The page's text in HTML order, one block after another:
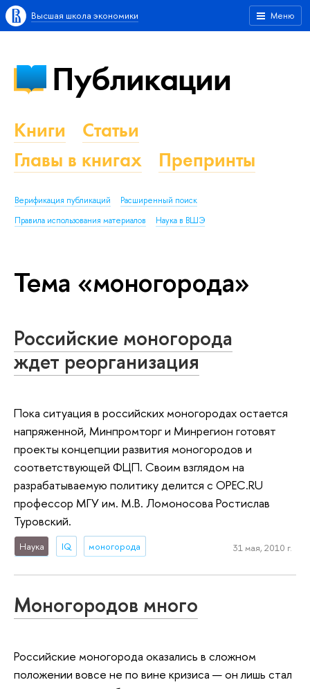
Меню
Высшая школа экономики
Публикации
Книги
Статьи
Главы в книгах
Препринты
Верификация публикаций
Расширенный поиск
Правила использования материалов
Наука в ВШЭ
Тема «моногорода»
Российские моногорода
ждет реорганизация
Пока ситуация в российских моногородах остается
напряженной, Минпромторг и Минрегион готовят
проекты концепции развития моногородов и
соответствующей ФЦП. Своим взглядом на
разрабатываемую политику делится с OPEC.RU
профессор МГУ им. М.В. Ломоносова Ростислав
Туровский.
Наука IQ моногорода 31 мая, 2010 г.
Моногородов много
Российские моногорода оказались в сложном
положении вовсе не по вине кризиса — он лишь стал